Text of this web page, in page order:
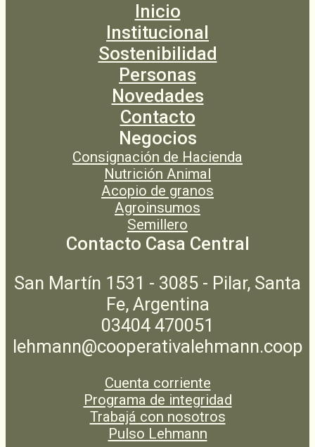
Inicio
Institucional
Sostenibilidad
Personas
Novedades
Contacto
Negocios
Consignación de Hacienda
Nutrición Animal
Acopio de granos
Agroinsumos
Semillero
Contacto Casa Central
San Martín 1531 - 3085 - Pilar, Santa
Fe, Argentina
03404 470051
lehmann@cooperativalehmann.coop
Cuenta corriente
Programa de integridad
Trabajá con nosotros
Pulso Lehmann